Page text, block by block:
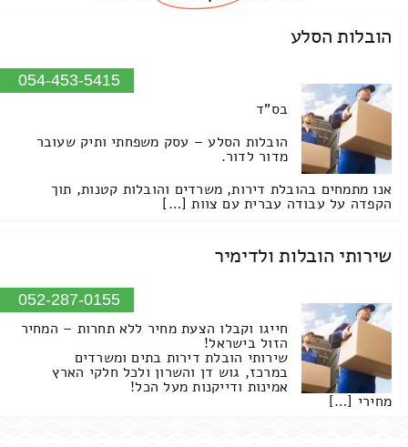
הובלות הסלע
054-453-5415
בס"ד
הובלות הסלע – עסק משפחתי ותיק שעובר
מדור לדור.
אנו מתמחים בהובלת דירות, משרדים והובלות קטנות, תוך
הקפדה על עבודה עברית עם צוות […]
שירותי הובלות ולדימיר
052-287-0155
חייגו וקבלו הצעת מחיר ללא תחרות – המחיר
הזול בישראל!
שירותי הובלת דירות בתים ומשרדים
במרכז, גוש דן והשרון ולכל חלקי הארץ
אמינות ודייקנות מעל הכל!
מחירי […]